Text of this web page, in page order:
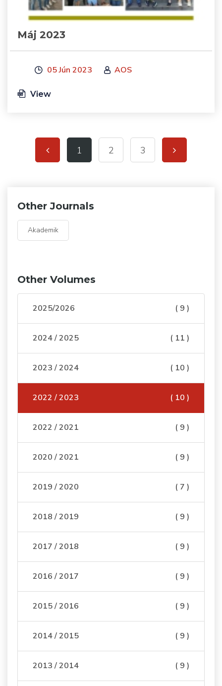
Máj 2023
05 Jún 2023 AOS
View
1 2 3
Other Journals
Akademik
Other Volumes
2025/2026 ( 9 )
2024 / 2025 ( 11 )
2023 / 2024 ( 10 )
2022 / 2023 ( 10 )
2022 / 2021 ( 9 )
2020 / 2021 ( 9 )
2019 / 2020 ( 7 )
2018 / 2019 ( 9 )
2017 / 2018 ( 9 )
2016 / 2017 ( 9 )
2015 / 2016 ( 9 )
2014 / 2015 ( 9 )
2013 / 2014 ( 9 )